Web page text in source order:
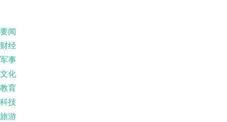
要闻
财经
军事
文化
教育
科技
旅游